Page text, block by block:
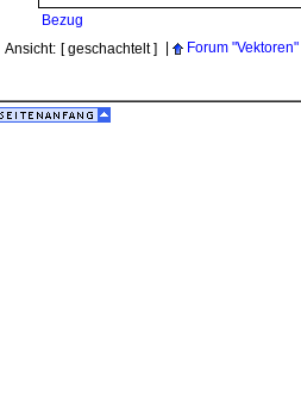
Bezug
Ansicht: [ geschachtelt ] Forum "Vektoren"